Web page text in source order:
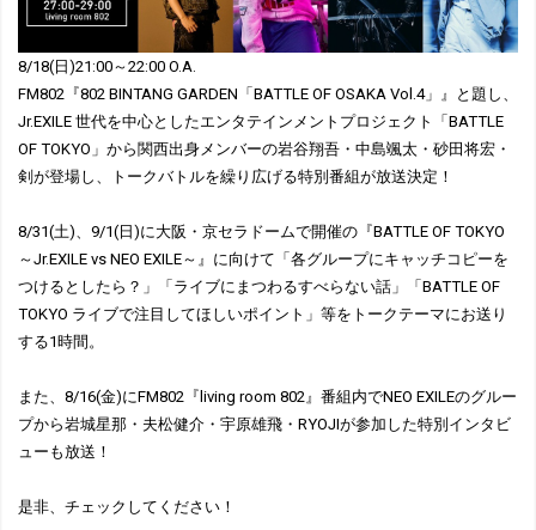
8/18(日)21:00～22:00 O.A.
FM802『802 BINTANG GARDEN「BATTLE OF OSAKA Vol.4」』と題し、
Jr.EXILE 世代を中心としたエンタテインメントプロジェクト「BATTLE
OF TOKYO」から関西出身メンバーの岩谷翔吾・中島颯太・砂田将宏・
剣が登場し、トークバトルを繰り広げる特別番組が放送決定！
8/31(土)、9/1(日)に大阪・京セラドームで開催の『BATTLE OF TOKYO
～Jr.EXILE vs NEO EXILE～』に向けて「各グループにキャッチコピーを
つけるとしたら？」「ライブにまつわるすべらない話」「BATTLE OF
TOKYO ライブで注目してほしいポイント」等をトークテーマにお送り
する1時間。
また、8/16(金)にFM802『living room 802』番組内でNEO EXILEのグルー
プから岩城星那・夫松健介・宇原雄飛・RYOJIが参加した特別インタビ
ューも放送！
是非、チェックしてください！